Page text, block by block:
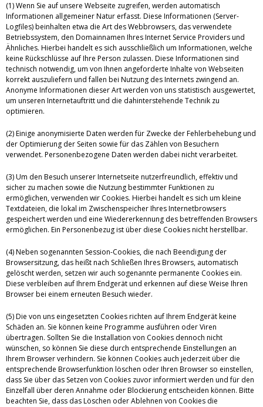
(1) Wenn Sie auf unsere Webseite zugreifen, werden automatisch
Informationen allgemeiner Natur erfasst. Diese Informationen (Server-
Logfiles) beinhalten etwa die Art des Webbrowsers, das verwendete
Betriebssystem, den Domainnamen Ihres Internet Service Providers und
Ähnliches. Hierbei handelt es sich ausschließlich um Informationen, welche
keine Rückschlüsse auf Ihre Person zulassen. Diese Informationen sind
technisch notwendig, um von Ihnen angeforderte Inhalte von Webseiten
korrekt auszuliefern und fallen bei Nutzung des Internets zwingend an.
Anonyme Informationen dieser Art werden von uns statistisch ausgewertet,
um unseren Internetauftritt und die dahinterstehende Technik zu
optimieren.
(2) Einige anonymisierte Daten werden für Zwecke der Fehlerbehebung und
der Optimierung der Seiten sowie für das Zählen von Besuchern
verwendet. Personenbezogene Daten werden dabei nicht verarbeitet.
(3) Um den Besuch unserer Internetseite nutzerfreundlich, effektiv und
sicher zu machen sowie die Nutzung bestimmter Funktionen zu
ermöglichen, verwenden wir Cookies. Hierbei handelt es sich um kleine
Textdateien, die lokal im Zwischenspeicher Ihres Internetbrowsers
gespeichert werden und eine Wiedererkennung des betreffenden Browsers
ermöglichen. Ein Personenbezug ist über diese Cookies nicht herstellbar.
(4) Neben sogenannten Session-Cookies, die nach Beendigung der
Browsersitzung, das heißt nach Schließen Ihres Browsers, automatisch
gelöscht werden, setzen wir auch sogenannte permanente Cookies ein.
Diese verbleiben auf Ihrem Endgerät und erkennen auf diese Weise Ihren
Browser bei einem erneuten Besuch wieder.
(5) Die von uns eingesetzten Cookies richten auf Ihrem Endgerät keine
Schäden an. Sie können keine Programme ausführen oder Viren
übertragen. Sollten Sie die Installation von Cookies dennoch nicht
wünschen, so können Sie diese durch entsprechende Einstellungen an
Ihrem Browser verhindern. Sie können Cookies auch jederzeit über die
entsprechende Browserfunktion löschen oder Ihren Browser so einstellen,
dass Sie über das Setzen von Cookies zuvor informiert werden und für den
Einzelfall über deren Annahme oder Blockierung entscheiden können. Bitte
beachten Sie, dass das Löschen oder Ablehnen von Cookies die